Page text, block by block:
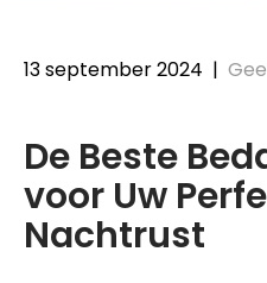
13 september 2024 |
De Beste
voor Uw
Nachtrust